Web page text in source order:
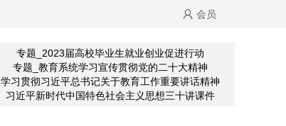
专题_2023届高校毕业生就业创业促进行动
专题_教育系统学习宣传贯彻党的二十大精神
学习贯彻习近平总书记关于教育工作重要讲话精神
习近平新时代中国特色社会主义思想三十讲课件
会员